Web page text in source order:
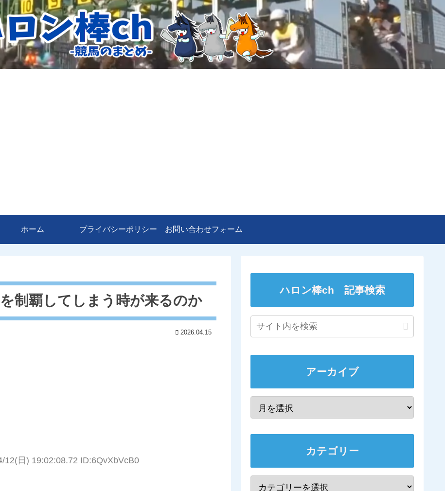
ホーム プライバシーポリシー お問い合わせフォーム
制覇してしまう時が来るのか
2026.04.15
12(日) 19:02:08.72 ID:6QvXbVcB0
ハロン棒ch 記事検索
アーカイブ
カテゴリー